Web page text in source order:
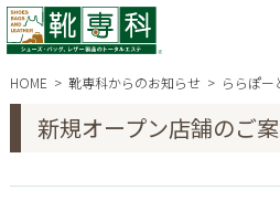
HOME 靴専科からのお知らせ ららぽーと
新規オープン店舗のご